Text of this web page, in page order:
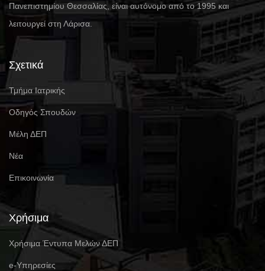
Πανεπιστημίου Θεσσαλίας, είναι αυτόνομο από το 1995 και
λειτουργεί στη Λάρισα.
Σχετικά
Τμήμα Ιατρικής
Οδηγός Σπουδών
Μέλη ΔΕΠ
Νέα
Επικοινωνία
Χρήσιμα
Χρήσιμα Έντυπα Μελών ΔΕΠ
e-Υπηρεσίες